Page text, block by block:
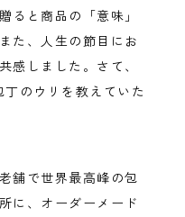
ると商品の「意味」
た、人生の節目にお
感しました。さて、
のウリを教えていた
舗で世界最高峰の包
に、オーダーメード